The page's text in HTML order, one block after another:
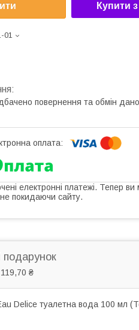
Купити з
01
повернення та обмін
електронні платежі. Тепер
покидаючи сайту.
₴
Delice туалетна вода 100 мл